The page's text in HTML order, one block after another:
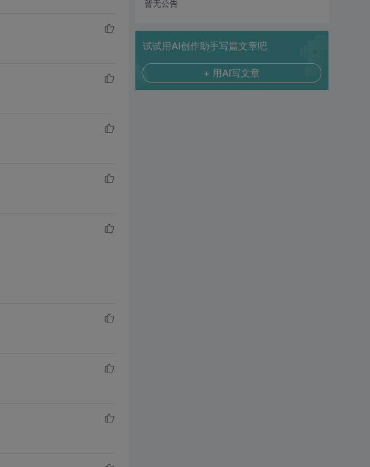
暂无公告
试试用AI创作助手写篇文章吧
+ 用AI写文章